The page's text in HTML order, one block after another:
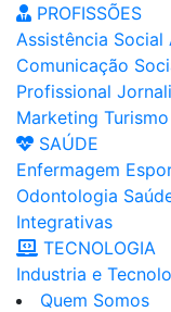
PROFISSÕES
Assistência Social
Comunicação
Profissional
Marketing Turismo
SAÚDE
Enfermagem
Odontologia
Integrativas
TECNOLOGIA
Industria e
Quem Somos